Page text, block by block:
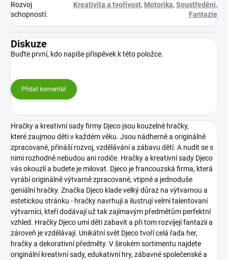
Rozvoj
schopností:
Kreativita a tvořivost, Motorika,Soustředění,
Fantazie
Diskuze
Buďte první, kdo napíše příspěvek k této položce.
Přidat komentář
Hračky a kreativní sady firmy Djeco jsou kouzelné hračky,
které zaujmou děti v každém věku. Jsou nádherně a originálně
zpracované, přináší rozvoj, vzdělávání a zábavu dětí. A nudit se s
nimi rozhodně nebudou ani rodiče. Hračky a kreativní sady Djeco
vás okouzlí a budete je milovat. Djeco je francouzská firma, která
vyrábí originálně výtvarně zpracované, vtipné a jednoduše
geniální hračky. Značka Djeco klade velký důraz na výtvarnou a
estetickou stránku - hračky navrhují a ilustrují velmi talentovaní
výtvarníci, kteří dodávají už tak zajímavým předmětům perfektní
vzhled. Hračky Djeco umí děti zabavit a při tom rozvíjejí fantazii a
zároveň je vzdělávají. Unikátní svět Djeco tvoří celá řada her,
hračky a dekorativní předměty. V širokém sortimentu najdete
originální kreativní sady, edukativní hry, zábavné společenské a